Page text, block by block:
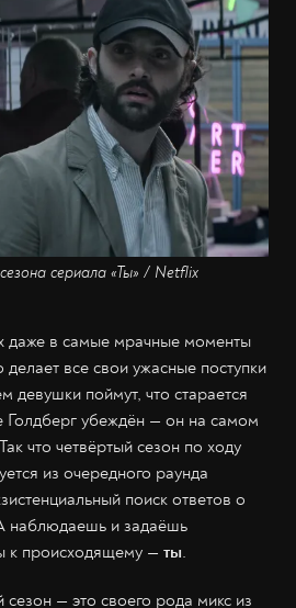
сериала «Ты» / Netflix
даже в самые мрачные моменты
все свои ужасные поступки
девушки поймут, что старается
Голдберг убеждён — он на самом
что четвёртый сезон по ходу
из очередного раунда
поиск ответов о
наблюдаешь и задаёшь
к происходящему — ты.
сезон — это своего рода микс из